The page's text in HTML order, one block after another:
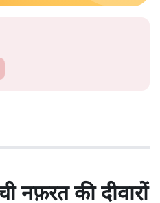
नफ़रत की दीवारों